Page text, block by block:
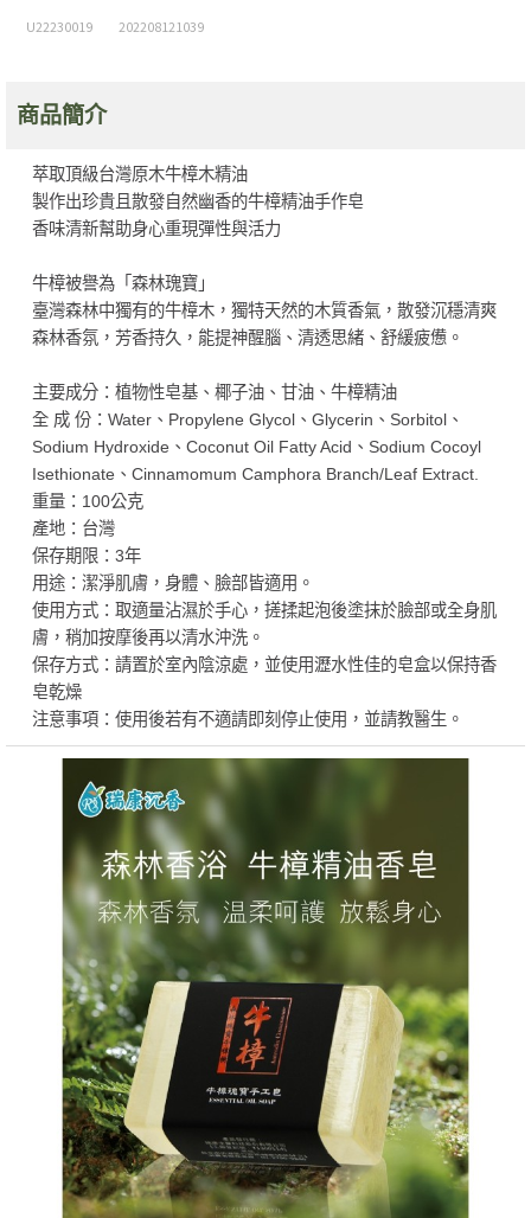
U22230019 202208121039
商品簡介
萃取頂級台灣原木牛樟木精油
製作出珍貴且散發自然幽香的牛樟精油手作皂
香味清新幫助身心重現彈性與活力
牛樟被譽為「森林瑰寶」
臺灣森林中獨有的牛樟木，獨特天然的木質香氣，散發沉穩清爽
森林香氛，芳香持久，能提神醒腦、清透思緒、舒緩疲憊。
主要成分：植物性皂基、椰子油、甘油、牛樟精油
全 成 份：Water、Propylene Glycol、Glycerin、Sorbitol、
Sodium Hydroxide、Coconut Oil Fatty Acid、Sodium Cocoyl
Isethionate、Cinnamomum Camphora Branch/Leaf Extract.
重量：100公克
產地：台灣
保存期限：3年
用途：潔淨肌膚，身體、臉部皆適用。
使用方式：取適量沾濕於手心，搓揉起泡後塗抹於臉部或全身肌
膚，稍加按摩後再以清水沖洗。
保存方式：請置於室內陰涼處，並使用瀝水性佳的皂盒以保持香
皂乾燥
注意事項：使用後若有不適請即刻停止使用，並請教醫生。